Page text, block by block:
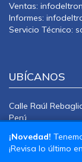
Ventas:
Informes:
Servicio Técnico:
UBÍCANOS
Calle Raúl
Perú
¡Novedad!
¡Revisa lo último